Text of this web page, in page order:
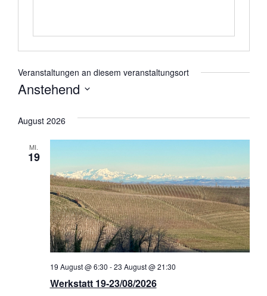
Veranstaltungen an diesem veranstaltungsort
Anstehend
August 2026
MI.
19
Werkstatt 19-23/08/2026
19 August @ 6:30 -23 August @ 21:30